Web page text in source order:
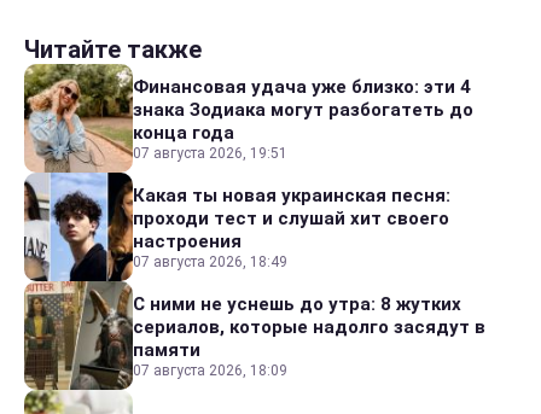
Читайте также
Финансовая удача уже близко: эти 4
знака Зодиака могут разбогатеть до
конца года
07 августа 2026, 19:51
Какая ты новая украинская песня:
проходи тест и слушай хит своего
настроения
07 августа 2026, 18:49
С ними не уснешь до утра: 8 жутких
сериалов, которые надолго засядут в
памяти
07 августа 2026, 18:09